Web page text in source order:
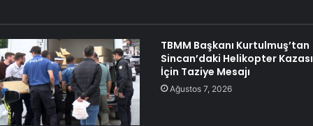
TBMM Başkanı Kurtulmuş’tan
Sincan’daki Helikopter Kazası
İçin Taziye Mesajı
Ağustos 7, 2026